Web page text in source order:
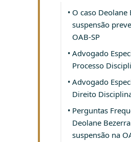
O caso Deolane
suspensão
OAB-SP
Advogado
Processo
Advogado
Direito
Perguntas
Deolane
suspensão na